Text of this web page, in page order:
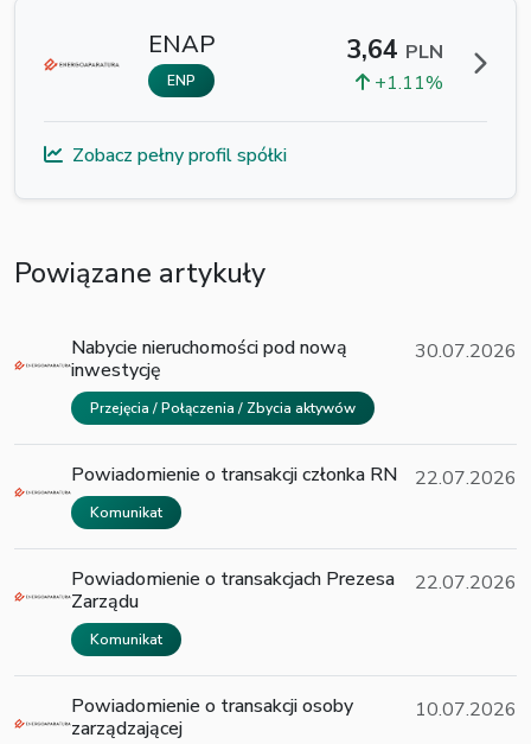
ENAP
ENP
3,64 PLN
+1.11%
Zobacz pełny profil spółki
Powiązane artykuły
Nabycie nieruchomości pod nową
inwestycję
Przejęcia / Połączenia / Zbycia aktywów
30.07.2026
Powiadomienie o transakcji członka RN
Komunikat
22.07.2026
Powiadomienie o transakcjach Prezesa
Zarządu
Komunikat
22.07.2026
Powiadomienie o transakcji osoby
zarządzającej
10.07.2026